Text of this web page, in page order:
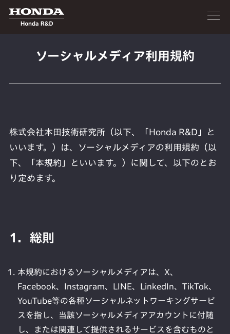
ソーシャルメディア利用規約
株式会社本田技術研究所（以下、「Honda R&D」と
いいます。）は、ソーシャルメディアの利用規約（以
下、「本規約」といいます。）に関して、以下のとお
り定めます。
1．総則
本規約におけるソーシャルメディアは、X、
Facebook、Instagram、LINE、LinkedIn、TikTok、
YouTube等の各種ソーシャルネットワーキングサービ
スを指し、当該ソーシャルメディアアカウントに付随
し、または関連して提供されるサービスを含むものと